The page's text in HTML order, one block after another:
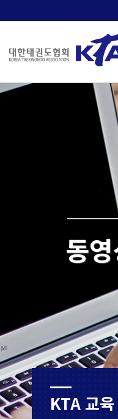
동
KTA 교육